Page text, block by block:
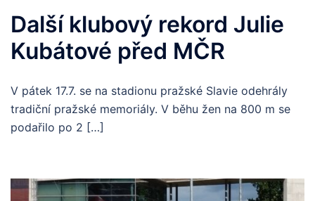
Další klubový rekord Julie
Kubátové před MČR
V pátek 17.7. se na stadionu pražské Slavie odehrály
tradiční pražské memoriály. V běhu žen na 800 m se
podařilo po 2 […]